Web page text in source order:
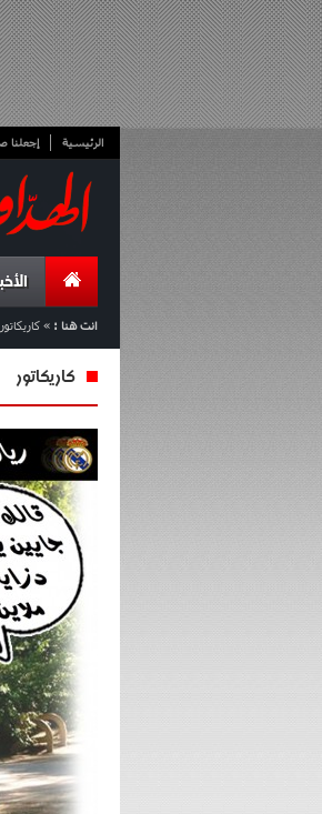
الرئيسية إجعلنا
انت هنا : » كاريكاتور
كاريكاتور